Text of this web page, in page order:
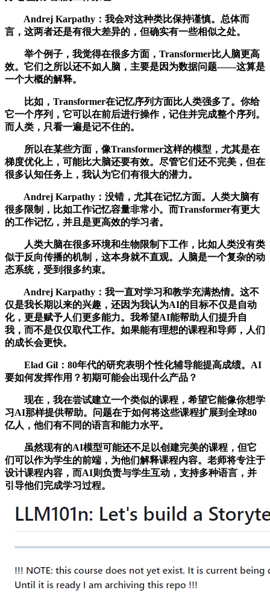
Andrej Karpathy：我会对这种类比保持谨慎。总体而
言，这两者还是有很大差异的，但确实有一些相似之处。
举个例子，我觉得在很多方面，Transformer比人脑更高
效。它们之所以还不如人脑，主要是因为数据问题——这算是
一个大概的解释。
比如，Transformer在记忆序列方面比人类强多了。你给
它一个序列，它可以在前后进行操作，记住并完成整个序列。
而人类，只看一遍是记不住的。
所以在某些方面，像Transformer这样的模型，尤其是在
梯度优化上，可能比大脑还要有效。尽管它们还不完美，但在
很多认知任务上，我认为它们有很大的潜力。
Andrej Karpathy：没错，尤其在记忆方面。人类大脑有
很多限制，比如工作记忆容量非常小。而Transformer有更大
的工作记忆，并且是更高效的学习者。
人类大脑在很多环境和生物限制下工作，比如人类没有类
似于反向传播的机制，这本身就不直观。人脑是一个复杂的动
态系统，受到很多约束。
Andrej Karpathy：我一直对学习和教学充满热情。这不
仅是我长期以来的兴趣，还因为我认为AI的目标不仅是自动
化，更是赋予人们更多能力。我希望AI能帮助人们提升自
我，而不是仅仅取代工作。如果能有理想的课程和导师，人们
的成长会更快。
Elad Gil：80年代的研究表明个性化辅导能提高成绩。AI
要如何发挥作用？初期可能会出现什么产品？
现在，我在尝试建立一个类似的课程，希望它能像你想学
习AI那样提供帮助。问题在于如何将这些课程扩展到全球80
亿人，他们有不同的语言和能力水平。
虽然现有的AI模型可能还不足以创建完美的课程，但它
们可以作为学生的前端，为他们解释课程内容。老师将专注于
设计课程内容，而AI则负责与学生互动，支持多种语言，并
引导他们完成学习过程。